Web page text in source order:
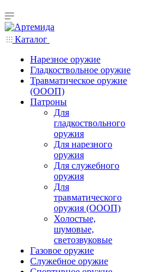
Каталог
Нарезное оружие
Гладкоствольное оружие
Травматическое оружие
(ОООП)
Патроны
Для
гладкоствольного
оружия
Для нарезного
оружия
Для служебного
оружия
Для
травматического
оружия (ОООП)
Холостые,
шумовые,
светозвуковые
Газовое оружие
Служебное оружие